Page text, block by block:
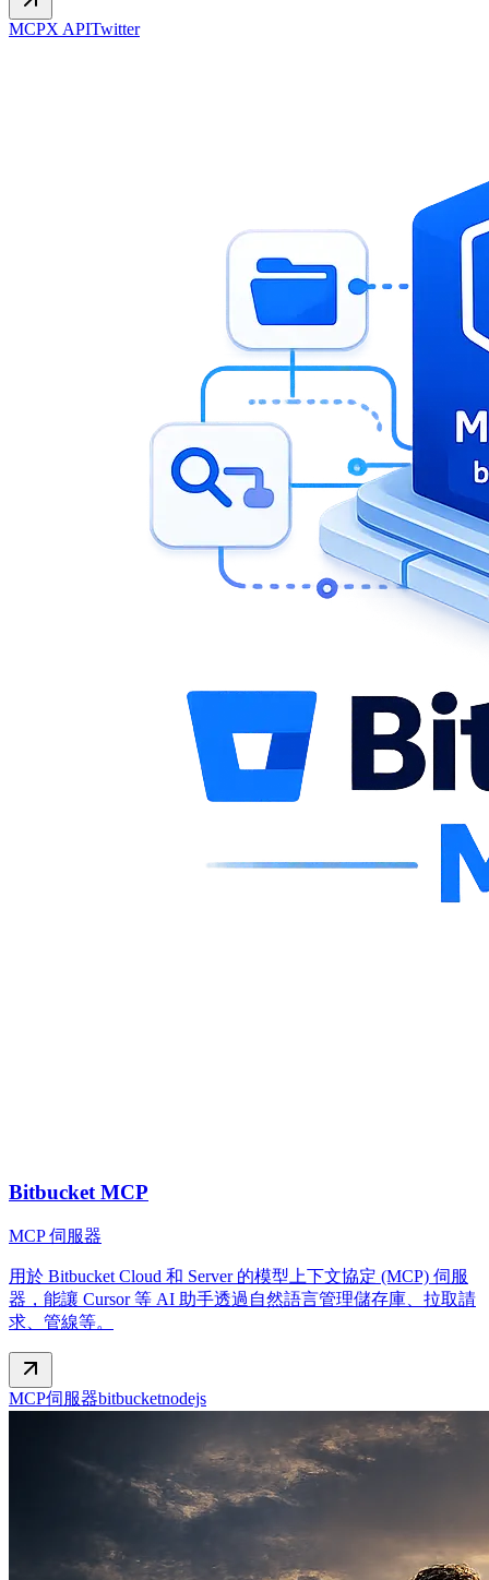
MCPX APITwitter
Bitbucket MCP
MCP 伺服器
用於 Bitbucket Cloud 和 Server 的模型上下文協定 (MCP) 伺服
器，能讓 Cursor 等 AI 助手透過自然語言管理儲存庫、拉取請
求、管線等。
MCP伺服器bitbucketnodejs